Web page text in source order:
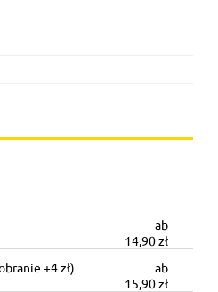
całego zamówienia
14,90 zł
+4 zł)
15,90 zł